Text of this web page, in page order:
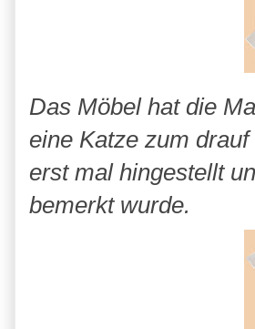
Das Möbel hat die
eine Katze zum
erst mal hingestellt
bemerkt wurde.